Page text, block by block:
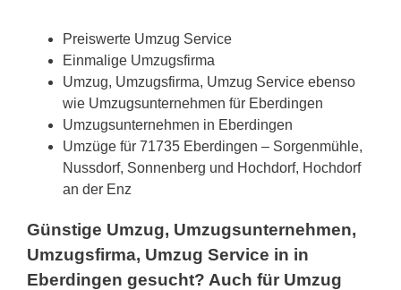
Preiswerte Umzug Service
Einmalige Umzugsfirma
Umzug, Umzugsfirma, Umzug Service ebenso
wie Umzugsunternehmen für Eberdingen
Umzugsunternehmen in Eberdingen
Umzüge für 71735 Eberdingen – Sorgenmühle,
Nussdorf, Sonnenberg und Hochdorf, Hochdorf
an der Enz
Günstige Umzug, Umzugsunternehmen,
Umzugsfirma, Umzug Service in in
Eberdingen gesucht? Auch für Umzug